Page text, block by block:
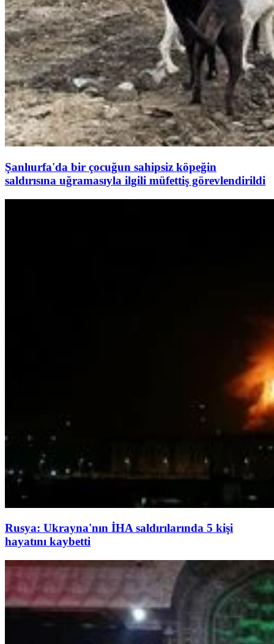
Şanlıurfa'da bir çocuğun sahipsiz köpeğin
saldırısına uğramasıyla ilgili müfettiş görevlendirildi
Rusya: Ukrayna'nın İHA saldırılarında 5 kişi
hayatını kaybetti